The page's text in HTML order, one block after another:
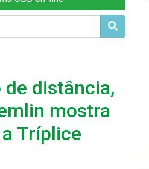
de distância,
mostra
Tríplice